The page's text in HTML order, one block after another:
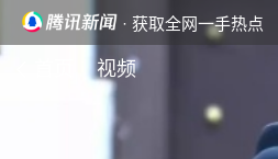
· 获取全网一手热点
视频